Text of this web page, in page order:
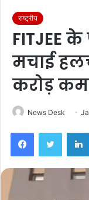
राष्ट्रीय
FITJEE
मचाई
करोड़
News Desk